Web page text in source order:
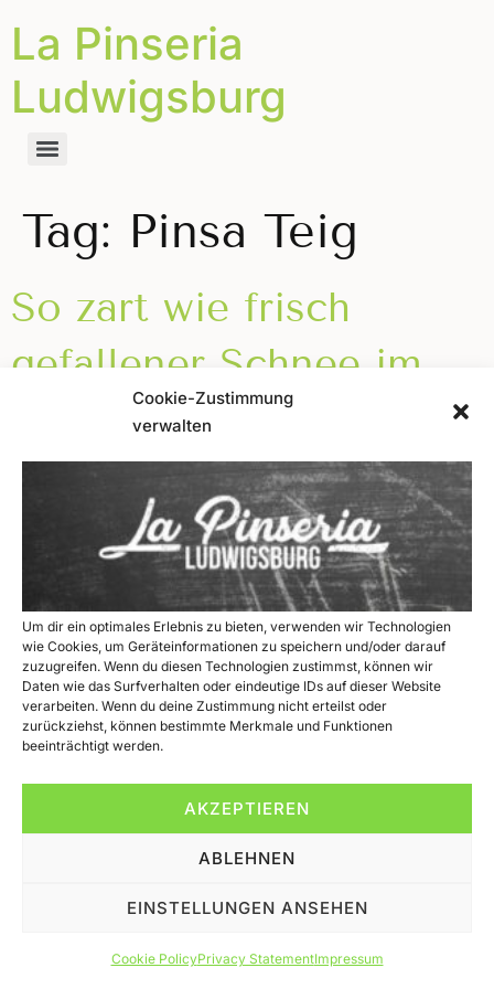
Cookie-Zustimmung
verwalten
Um dir ein optimales Erlebnis zu bieten, verwenden wir Technologien
wie Cookies, um Geräteinformationen zu speichern und/oder darauf
zuzugreifen. Wenn du diesen Technologien zustimmst, können wir
Daten wie das Surfverhalten oder eindeutige IDs auf dieser Website
verarbeiten. Wenn du deine Zustimmung nicht erteilst oder
zurückziehst, können bestimmte Merkmale und Funktionen
beeinträchtigt werden.
AKZEPTIEREN
ABLEHNEN
EINSTELLUNGEN ANSEHEN
Cookie PolicyPrivacy StatementImpressum
La Pinseria
Ludwigsburg
Tag: Pinsa Teig
So zart wie frisch
gefallener Schnee im
Winter
Entdecken Sie die Kunst der Pinsa Romana bei La Pinseria in
Ludwigsburg! Unser Teig